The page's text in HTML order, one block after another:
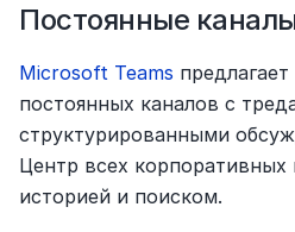
Постоянные
Microsoft Teams
постоянных каналов с
структурированными
Центр всех
историей и поиском.